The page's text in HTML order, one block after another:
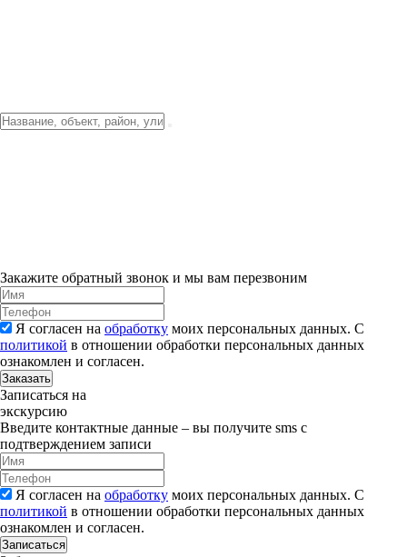
Закажите обратный звонок и мы вам перезвоним
Я согласен на обработку моих персональных данных. С
политикой в отношении обработки персональных данных
ознакомлен и согласен.
Заказать
Записаться на
экскурсию
Введите контактные данные – вы получите sms с
подтверждением записи
Я согласен на обработку моих персональных данных. С
политикой в отношении обработки персональных данных
ознакомлен и согласен.
Записаться